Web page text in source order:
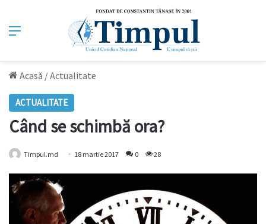
Meniu
Acasă /Actualitate
ACTUALITATE
Când se schimbă ora?
Timpul.md 18 martie 2017 0 28